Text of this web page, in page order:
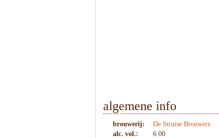
algemene info
brouwerij:
De Struise Brouwers
alc. vol.:
6.00